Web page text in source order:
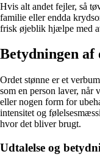
Hvis alt andet fejler, så
familie eller endda
frisk øjeblik hjælpe med
Betydningen
Ordet stønne er et
som en person laver, når
eller nogen form for
intensitet og
hvor det bliver brugt.
Udtalelse og